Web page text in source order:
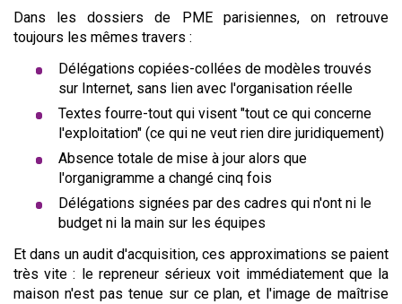
Dans les dossiers de PME parisiennes, on retrouve
toujours les mêmes travers :
Délégations copiées-collées de modèles trouvés
sur Internet, sans lien avec l'organisation réelle
Textes fourre-tout qui visent "tout ce qui concerne
l'exploitation" (ce qui ne veut rien dire juridiquement)
Absence totale de mise à jour alors que
l'organigramme a changé cinq fois
Délégations signées par des cadres qui n'ont ni le
budget ni la main sur les équipes
Et dans un audit d'acquisition, ces approximations se paient
très vite : le repreneur sérieux voit immédiatement que la
maison n'est pas tenue sur ce plan, et l'image de maîtrise